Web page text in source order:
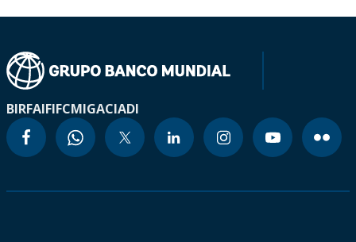
BIRFAIFIFCMIGACIADI